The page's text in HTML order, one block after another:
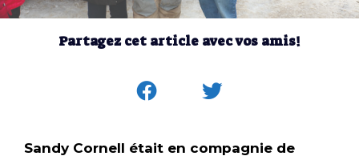
Partagez cet article avec vos amis!
Sandy Cornell était en compagnie de